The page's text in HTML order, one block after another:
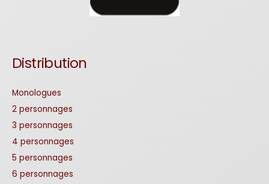
Distribution
Monologues
2 personnages
3 personnages
4 personnages
5 personnages
6 personnages